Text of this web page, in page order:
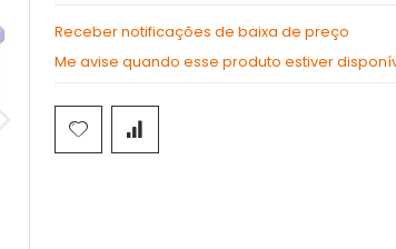
Receber notificações de baixa de preço
Me avise quando esse produto estiver